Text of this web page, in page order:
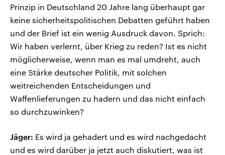
Prinzip in Deutschland 20 Jahre lang überhaupt gar
keine sicherheitspolitischen Debatten geführt haben
und der Brief ist ein wenig Ausdruck davon. Sprich:
Wir haben verlernt, über Krieg zu reden? Ist es nicht
möglicherweise, wenn man es mal umdreht, auch
eine Stärke deutscher Politik, mit solchen
weitreichenden Entscheidungen und
Waffenlieferungen zu hadern und das nicht einfach
so durchzuwinken?
Jäger: Es wird ja gehadert und es wird nachgedacht
und es wird darüber ja jetzt auch diskutiert, was ist